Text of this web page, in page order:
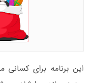
این برنامه برای